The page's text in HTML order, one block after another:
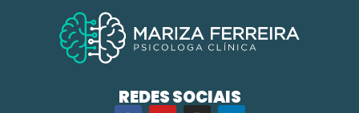
REDES SOCIAIS